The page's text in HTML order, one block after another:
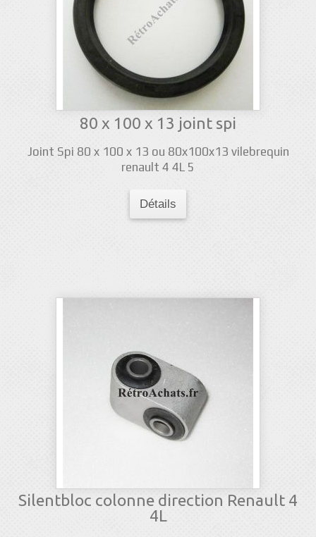
80 x 100 x 13 joint spi
Joint Spi 80 x 100 x 13 ou 80x100x13 vilebrequin
renault 4 4L 5
Détails
Silentbloc colonne direction Renault 4
4L